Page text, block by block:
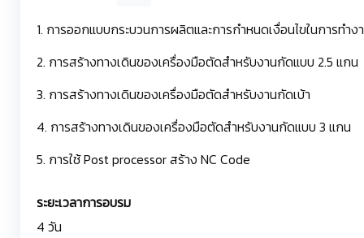
1. การออกแบบกระบวนการผลิตและการกำหนดเงื่อนไขในการทำง
2. การสร้างทางเดินของเครื่องมือตัดสำหรับงานกัดแบบ 2.5 แกน
3. การสร้างทางเดินของเครื่องมือตัดสำหรับงานกัดเบ้า
4. การสร้างทางเดินของเครื่องมือตัดสำหรับงานกัดแบบ 3 แกน
5. การใช้ Post processor สร้าง NC Code
ระยะเวลาการอบรม
4 วัน